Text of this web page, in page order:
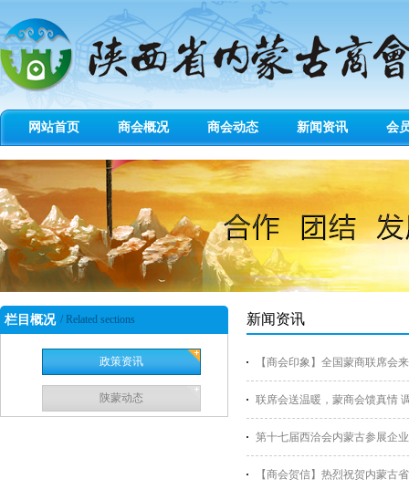
网站首页 商会概况 商会动态 新闻资讯 会
栏目概况 / Related sections
政策资讯
陕蒙动态
新闻资讯
【商会印象】全国蒙商联席会
联席会送温暖，蒙商会馈真情
第十七届西洽会内蒙古参展企业
【商会贺信】热烈祝贺内蒙古